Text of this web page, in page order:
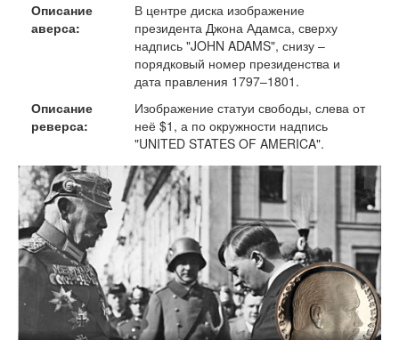
Описание
аверса:
В центре диска изображение
президента Джона Адамса, сверху
надпись "JOHN ADAMS", снизу –
порядковый номер президенства и
дата правления 1797–1801.
Описание
реверса:
Изображение статуи свободы, слева от
неё $1, а по окружности надпись
"UNITED STATES OF AMERICA".